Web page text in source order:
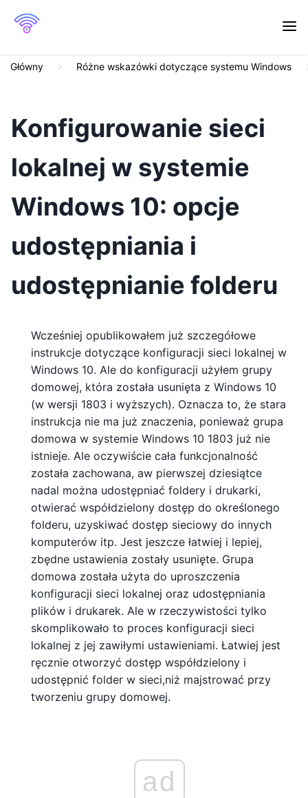
Główny Różne wskazówki dotyczące systemu Windows
Konfigurowanie sieci
lokalnej w systemie
Windows 10: opcje
udostępniania i
udostępnianie folderu
Wcześniej opublikowałem już szczegółowe
instrukcje dotyczące konfiguracji sieci lokalnej w
Windows 10. Ale do konfiguracji użyłem grupy
domowej, która została usunięta z Windows 10
(w wersji 1803 i wyższych). Oznacza to, że stara
instrukcja nie ma już znaczenia, ponieważ grupa
domowa w systemie Windows 10 1803 już nie
istnieje. Ale oczywiście cała funkcjonalność
została zachowana, aw pierwszej dziesiątce
nadal można udostępniać foldery i drukarki,
otwierać współdzielony dostęp do określonego
folderu, uzyskiwać dostęp sieciowy do innych
komputerów itp. Jest jeszcze łatwiej i lepiej,
zbędne ustawienia zostały usunięte. Grupa
domowa została użyta do uproszczenia
konfiguracji sieci lokalnej oraz udostępniania
plików i drukarek. Ale w rzeczywistości tylko
skomplikowało to proces konfiguracji sieci
lokalnej z jej zawiłymi ustawieniami. Łatwiej jest
ręcznie otworzyć dostęp współdzielony i
udostępnić folder w sieci,niż majstrować przy
tworzeniu grupy domowej.
ad